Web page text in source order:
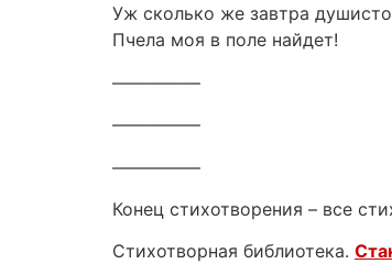
Уж сколько же завтра
Пчела моя в поле найдет!
—————
—————
—————
Конец стихотворения – все
Стихотворная библиотека.